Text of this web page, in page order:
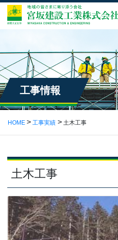
工事情報
HOME 工事実績 土木工事
土木工事